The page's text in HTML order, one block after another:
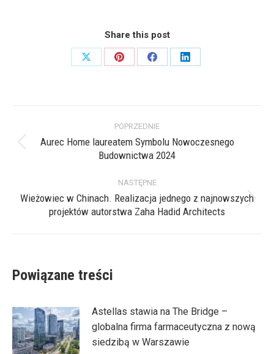
Share this post
Share
Share
Share
Share
wpisów
POPRZEDNIE
Poprzedni
Aurec Home laureatem Symbolu Nowoczesnego
Budownictwa 2024
NASTĘPNE
Następny
Wieżowiec w Chinach. Realizacja jednego z najnowszych
projektów autorstwa Zaha Hadid Architects
Powiązane treści
Astellas stawia na The Bridge –
globalna firma farmaceutyczna z nową
siedzibą w Warszawie